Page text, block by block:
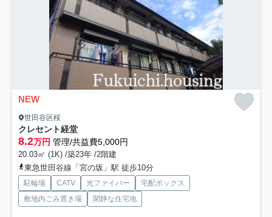
NEW
世田谷区桜
クレセント経堂
8.2万円 管理/共益費5,000円
20.03㎡ (1K) /築23年 /2階建
東急世田谷線「宮の坂」駅 徒歩10分
駐輪場 CATV 光ファイバー
宅配ボックス
敷地内ごみ置き場
閑静な住宅地